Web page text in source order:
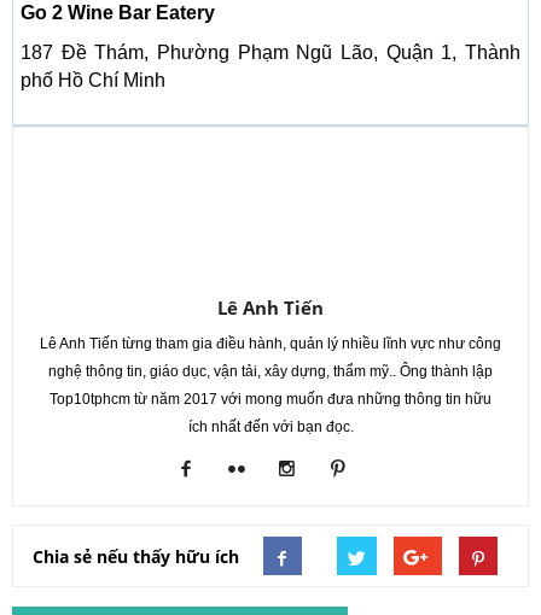
Go 2 Wine Bar Eatery
187 Đề Thám, Phường Phạm Ngũ Lão, Quận 1, Thành
phố Hồ Chí Minh
Lê Anh Tiến
Lê Anh Tiến từng tham gia điều hành, quản lý nhiều lĩnh vực như công
nghệ thông tin, giáo dục, vận tải, xây dựng, thẩm mỹ.. Ông thành lập
Top10tphcm từ năm 2017 với mong muốn đưa những thông tin hữu
ích nhất đến với bạn đọc.
Chia sẻ nếu thấy hữu ích